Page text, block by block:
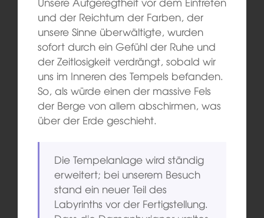
und der Reichtum der Farben, der
unsere Sinne überwältigte, wurden
sofort durch ein Gefühl der Ruhe und
der Zeitlosigkeit verdrängt, sobald wir
uns im Inneren des Tempels befanden.
So, als würde einen der massive Fels
der Berge von allem abschirmen, was
über der Erde geschieht.
Die Tempelanlage wird ständig
erweitert; bei unserem Besuch
stand ein neuer Teil des
Labyrinths vor der Fertigstellung.